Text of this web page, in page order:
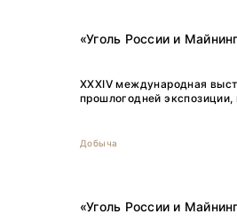
«Уголь России и
XXXIV международная
прошлогодней экспозиции,
Добыча
«Уголь России и